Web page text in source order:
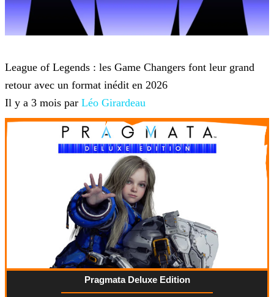
League of Legends : les Game Changers font leur grand
retour avec un format inédit en 2026
Il y a 3 mois par Léo Girardeau
Pragmata Deluxe Edition